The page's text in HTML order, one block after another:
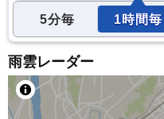
5分毎 1時間毎
雨雲レーダー